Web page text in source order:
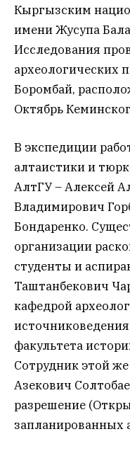
Кыргызским
имени Жусупа
Исследования
археологических
Боромбай,
Октябрь
В экспедиции
алтаистики и
АлтГУ – Алексей
Владимирович
Бондаренко.
организации
студенты и
Таштанбекович
кафедрой
факультета
Сотрудник этой
Азекович
разрешение
запланированных